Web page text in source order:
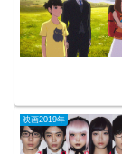
映画2019年